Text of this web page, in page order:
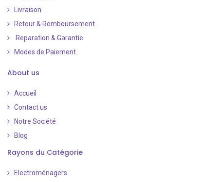
Livraison
Retour & Remboursement
Reparation & Garantie
Modes de Paiement
About us
Accueil
Contact us
Notre Société
Blog
Rayons du Catégorie
Electroménagers